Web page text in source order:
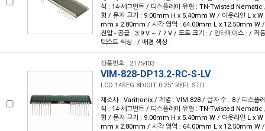
식 : 14-세그먼트 / 디스플레이 유형 : TN-Twisted Nematic
형 / 문자 크기 : 9.00mm H x 5.40mm W / 아웃라인 L x
mm x 2.80mm / 시각 영역 : 64.00mm L x 12.50mm W /
전압 - 공급 : 3.9 V ~ 7.7 V / 도트 크기 : / 인터페이스 : / 작
텍스트 색상 : / 배경 색상 :
상품번호 : 2175403
VIM-828-DP13.2-RC-S-LV
LCD 14SEG 8DIGIT 0.35" REFL STD
제조사 : Varitronix / 계열 : VIM-828 / 글자 수 : 8 / 디스플
식 : 14-세그먼트 / 디스플레이 유형 : TN-Twisted Nematic
형 / 문자 크기 : 9.00mm H x 5.40mm W / 아웃라인 L x
mm x 2.80mm / 시각 영역 : 64.00mm L x 12.50mm W /